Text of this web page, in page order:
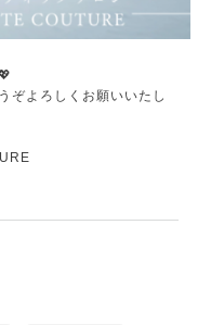
ぞよろしくお願いいたし